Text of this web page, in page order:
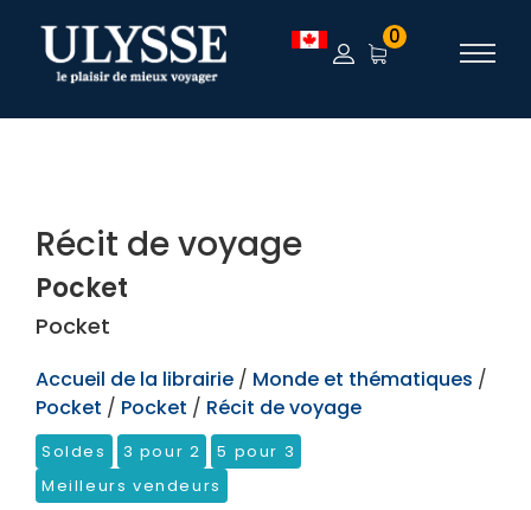
TEST 0
Récit de voyage
Pocket
Pocket
Accueil de la librairie / Monde et thématiques /
Pocket / Pocket / Récit de voyage
Soldes 3 pour 2
5 pour 3
Meilleurs vendeurs